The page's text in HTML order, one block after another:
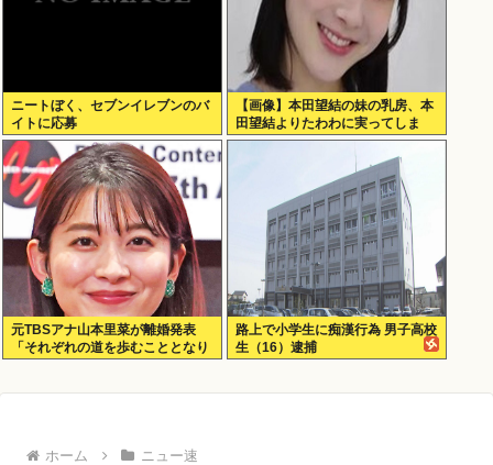
ニートぼく、セブンイレブンのバ
イトに応募
【画像】本田望結の妹の乳房、本
田望結よりたわわに実ってしま
う！
元TBSアナ山本里菜が離婚発表
「それぞれの道を歩むこととなり
路上で小学生に痴漢行為 男子高校
生（16）逮捕
ホーム ニュー速